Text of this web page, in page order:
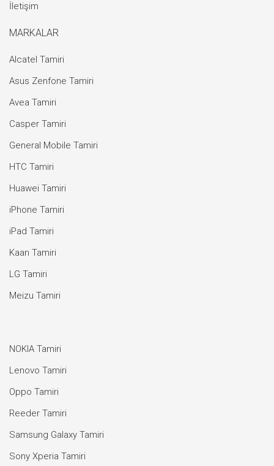
İletişim
MARKALAR
Alcatel Tamiri
Asus Zenfone Tamiri
Avea Tamiri
Casper Tamiri
General Mobile Tamiri
HTC Tamiri
Huawei Tamiri
iPhone Tamiri
iPad Tamiri
Kaan Tamiri
LG Tamiri
Meizu Tamiri
NOKIA Tamiri
Lenovo Tamiri
Oppo Tamiri
Reeder Tamiri
Samsung Galaxy Tamiri
Sony Xperia Tamiri